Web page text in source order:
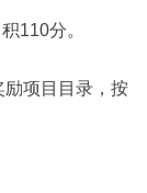
110分。
项目目录，按